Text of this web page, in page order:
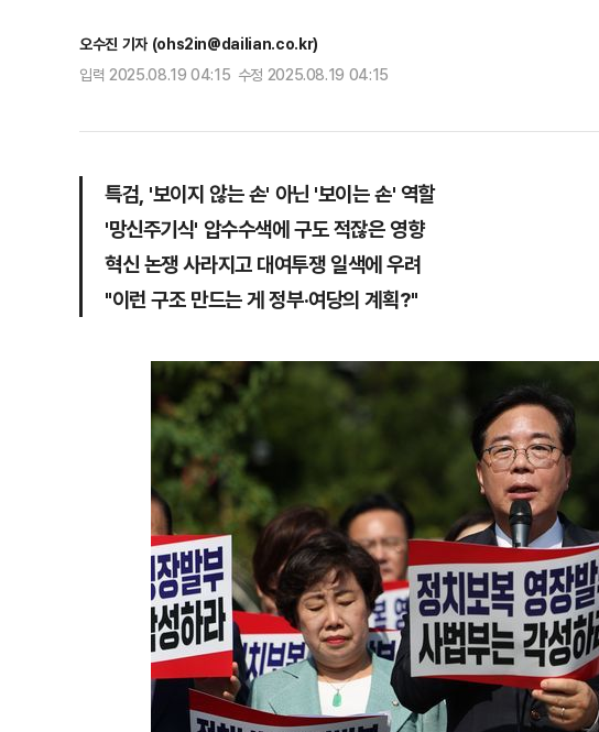
오수진 기자 (ohs2in@dailian.co.kr)
입력 2025.08.19 04:15 수정 2025.08.19 04:15
특검, '보이지 않는 손' 아닌 '보이는 손' 역할
'망신주기식' 압수수색에 구도 적잖은 영향
혁신 논쟁 사라지고 대여투쟁 일색에 우려
"이런 구조 만드는 게 정부·여당의 계획?"